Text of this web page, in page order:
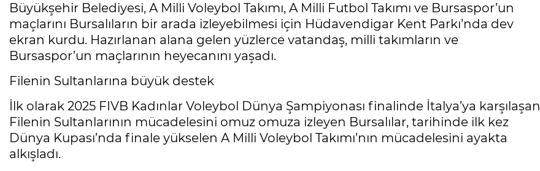
Büyükşehir Belediyesi, A Milli Voleybol Takımı, A Milli Futbol Takımı ve Bursaspor’un
maçlarını Bursalıların bir arada izleyebilmesi için Hüdavendigar Kent Parkı’nda dev
ekran kurdu. Hazırlanan alana gelen yüzlerce vatandaş, milli takımların ve
Bursaspor’un maçlarının heyecanını yaşadı.
Filenin Sultanlarına büyük destek
İlk olarak 2025 FIVB Kadınlar Voleybol Dünya Şampiyonası finalinde İtalya’ya karşılaşan
Filenin Sultanlarının mücadelesini omuz omuza izleyen Bursalılar, tarihinde ilk kez
Dünya Kupası’nda finale yükselen A Milli Voleybol Takımı’nın mücadelesini ayakta
alkışladı.